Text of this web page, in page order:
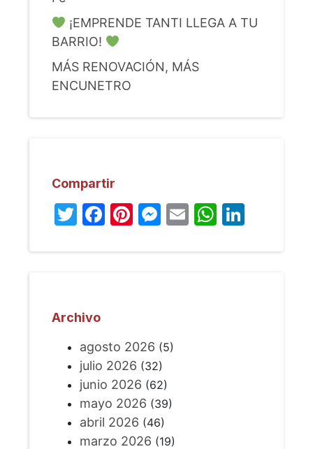
¡EMPRENDE TANTI LLEGA A TU
BARRIO!
MÁS RENOVACIÓN, MÁS
ENCUNETRO
Compartir
Twitter
Facebook
Pinterest
Messenger
Email
Archivo
agosto 2026 (5)
julio 2026 (32)
junio 2026 (62)
mayo 2026 (39)
abril 2026 (46)
marzo 2026 (19)